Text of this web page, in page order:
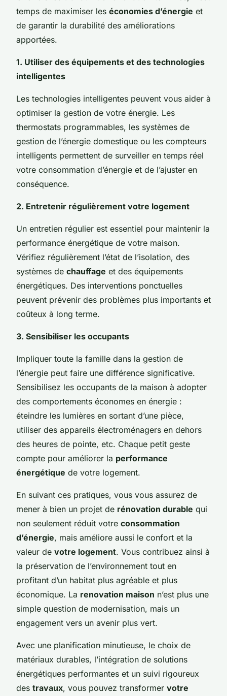
temps de maximiser les économies d’énergie et
de garantir la durabilité des améliorations
apportées.
1. Utiliser des équipements et des technologies
intelligentes
Les technologies intelligentes peuvent vous aider à
optimiser la gestion de votre énergie. Les
thermostats programmables, les systèmes de
gestion de l’énergie domestique ou les compteurs
intelligents permettent de surveiller en temps réel
votre consommation d’énergie et de l’ajuster en
conséquence.
2. Entretenir régulièrement votre logement
Un entretien régulier est essentiel pour maintenir la
performance énergétique de votre maison.
Vérifiez régulièrement l’état de l’isolation, des
systèmes de chauffage et des équipements
énergétiques. Des interventions ponctuelles
peuvent prévenir des problèmes plus importants et
coûteux à long terme.
3. Sensibiliser les occupants
Impliquer toute la famille dans la gestion de
l’énergie peut faire une différence significative.
Sensibilisez les occupants de la maison à adopter
des comportements économes en énergie :
éteindre les lumières en sortant d’une pièce,
utiliser des appareils électroménagers en dehors
des heures de pointe, etc. Chaque petit geste
compte pour améliorer la performance
énergétique de votre logement.
En suivant ces pratiques, vous vous assurez de
mener à bien un projet de rénovation durable qui
non seulement réduit votre consommation
d’énergie, mais améliore aussi le confort et la
valeur de votre logement. Vous contribuez ainsi à
la préservation de l’environnement tout en
profitant d’un habitat plus agréable et plus
économique. La renovation maison n’est plus une
simple question de modernisation, mais un
engagement vers un avenir plus vert.
Avec une planification minutieuse, le choix de
matériaux durables, l’intégration de solutions
énergétiques performantes et un suivi rigoureux
des travaux, vous pouvez transformer votre